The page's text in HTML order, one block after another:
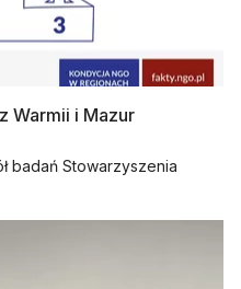
Warmii i Mazur
badań Stowarzyszenia